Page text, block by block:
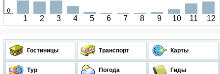
1 2 3 4 5 6 7 8 9 10 11 12
Гостиницы Транспорт Карты
Тур Погода Гиды